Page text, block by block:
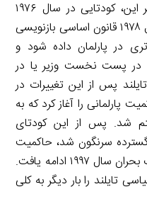
تا حکومت تشکیل دهد و علاوه بر این، کودتایی در سال ۱۹۷۶
باعث تعویق بیشتر گذار شد. در سال ۱۹۷۸ قانون اساسی بازنویسی
در پارلمان داده شود و
در پست نخست وزیر یا در
پس از این تغییرات در
پارلمانی را آغاز کرد که به
کوتاه مدت ۱۹۹۲-۱۹۹۱ ختم شد. پس از این کودتای
گسترده سرنگون شد، حاکمیت
پارلمانی دوباره پدیدار شد و تا شوک بحران سال ۱۹۹۷ ادامه یافت.
چیدمان سیاسی تایلند را بار دیگر به کلی